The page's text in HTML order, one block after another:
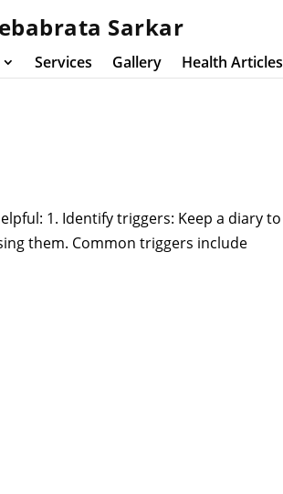
Sarkar
Services Gallery Health Articles
1. Identify triggers: Keep a diary to
them. Common triggers include